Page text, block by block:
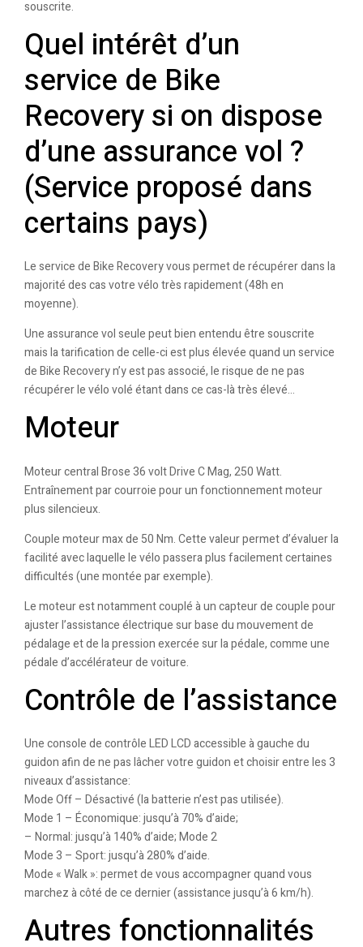
souscrite.
Quel intérêt d’un
service de Bike
Recovery si on dispose
d’une assurance vol ?
(Service proposé dans
certains pays)
Le service de Bike Recovery vous permet de récupérer dans la
majorité des cas votre vélo très rapidement (48h en
moyenne).
Une assurance vol seule peut bien entendu être souscrite
mais la tarification de celle-ci est plus élevée quand un service
de Bike Recovery n’y est pas associé, le risque de ne pas
récupérer le vélo volé étant dans ce cas-là très élevé…
Moteur
Moteur central Brose 36 volt Drive C Mag, 250 Watt.
Entraînement par courroie pour un fonctionnement moteur
plus silencieux.
Couple moteur max de 50 Nm. Cette valeur permet d’évaluer la
facilité avec laquelle le vélo passera plus facilement certaines
difficultés (une montée par exemple).
Le moteur est notamment couplé à un capteur de couple pour
ajuster l’assistance électrique sur base du mouvement de
pédalage et de la pression exercée sur la pédale, comme une
pédale d’accélérateur de voiture.
Contrôle de l’assistance
Une console de contrôle LED LCD accessible à gauche du
guidon afin de ne pas lâcher votre guidon et choisir entre les 3
niveaux d’assistance:
Mode Off – Désactivé (la batterie n’est pas utilisée).
Mode 1 – Économique: jusqu’à 70% d’aide;
– Normal: jusqu’à 140% d’aide; Mode 2
Mode 3 – Sport: jusqu’à 280% d’aide.
Mode « Walk »: permet de vous accompagner quand vous
marchez à côté de ce dernier (assistance jusqu’à 6 km/h).
Autres fonctionnalités